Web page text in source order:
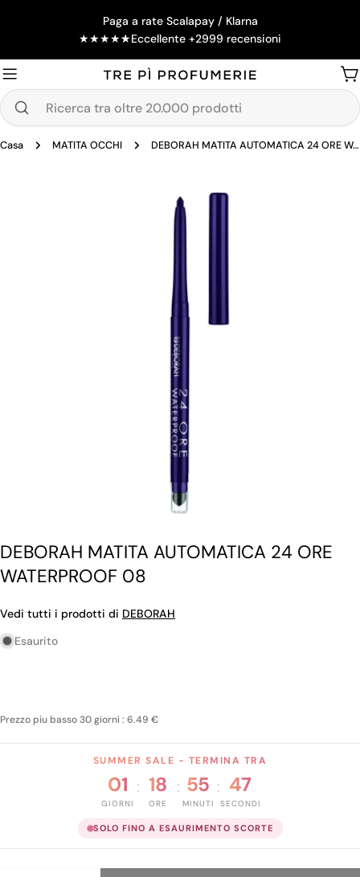
Paga a rate Scalapay / Klarna
★★★★★Eccellente +2999 recensioni
Ricerca
oltre
Casa MATITA OCCHI DEBORAH MATITA AUTOMATICA 24 ORE WATERPROOF 08
supporto 0 in modalità modale
DEBORAH MATITA AUTOMATICA 24 ORE
WATERPROOF 08
Vedi tutti i prodotti di DEBORAH
Esaurito
Prezzo piu basso 30 giorni : 6.49 €
SUMMER SALE - TERMINA TRA
01
GIORNI
: 18
ORE
: 55
MINUTI
: 47
SECONDI
SOLO FINO A ESAURIMENTO SCORTE